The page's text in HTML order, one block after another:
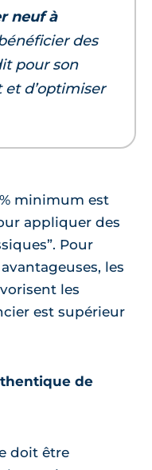
neuf à
des
pour son
d’optimiser
minimum est
appliquer des
Pour
les
les
est supérieur
de
doit être